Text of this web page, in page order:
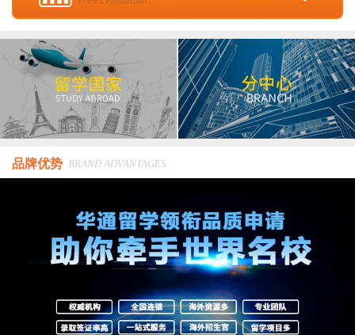
品牌优势 BRAND ADVANTAGES